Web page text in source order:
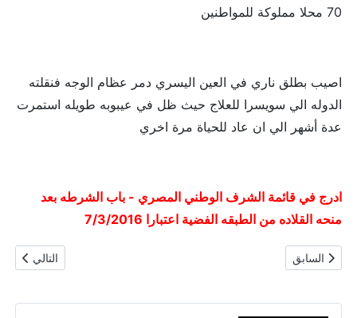
70 محلا مملوكة للمواطنين
اصيب بطلق ناري في العين اليسري دمر عظام الوجه فنقلته
الدوله الي سويسرا للعلاج حيث ظل في عيبوبه طويله استمرت
عدة أشهر الي ان عاد للحياة مرة اخري
ادرج في قائمة الشرف الوطني المصري - باب الشرطه بعد
منحه القلاده من الطبقه الفضية اعتبارا 7/3/2016
المقال السابق: رائد شهيد / محمد عبد اللطيف محمد خفاجي
السابق المقال
التالي